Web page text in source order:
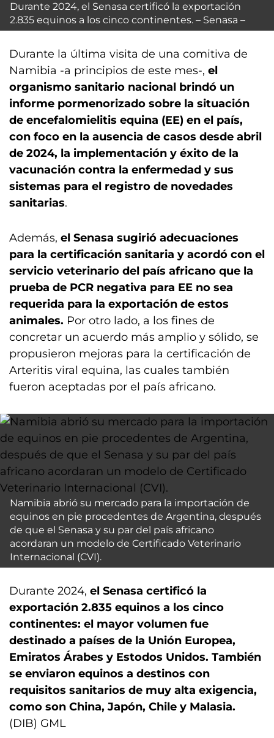
Durante 2024, el Senasa certificó la exportación
2.835 equinos a los cinco continentes. – Senasa –
Durante la última visita de una comitiva de
Namibia -a principios de este mes-, el
organismo sanitario nacional brindó un
informe pormenorizado sobre la situación
de encefalomielitis equina (EE) en el país,
con foco en la ausencia de casos desde abril
de 2024, la implementación y éxito de la
vacunación contra la enfermedad y sus
sistemas para el registro de novedades
sanitarias.
Además, el Senasa sugirió adecuaciones
para la certificación sanitaria y acordó con el
servicio veterinario del país africano que la
prueba de PCR negativa para EE no sea
requerida para la exportación de estos
animales. Por otro lado, a los fines de
concretar un acuerdo más amplio y sólido, se
propusieron mejoras para la certificación de
Arteritis viral equina, las cuales también
fueron aceptadas por el país africano.
Namibia abrió su mercado para la importación de
equinos en pie procedentes de Argentina, después
de que el Senasa y su par del país africano
acordaran un modelo de Certificado Veterinario
Internacional (CVI).
Durante 2024, el Senasa certificó la
exportación 2.835 equinos a los cinco
continentes: el mayor volumen fue
destinado a países de la Unión Europea,
Emiratos Árabes y Estodos Unidos. También
se enviaron equinos a destinos con
requisitos sanitarios de muy alta exigencia,
como son China, Japón, Chile y Malasia.
(DIB) GML